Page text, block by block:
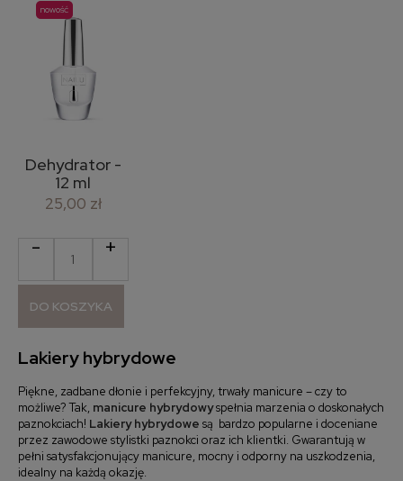
Dehydrator -
12 ml
25,00 zł
- +
DO KOSZYKA
nowość
Lakiery hybrydowe
Piękne, zadbane dłonie i perfekcyjny, trwały manicure – czy to
możliwe? Tak, manicure hybrydowyspełnia marzenia o doskonałych
paznokciach! Lakiery hybrydowe są bardzo popularne i doceniane
przez zawodowe stylistki paznokci oraz ich klientki. Gwarantują w
pełni satysfakcjonujący manicure, mocny i odporny na uszkodzenia,
idealny na każdą okazję.